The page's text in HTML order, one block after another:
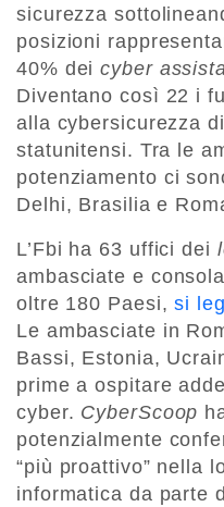
sicurezza
posizioni
40% deicyber
Diventano così 22 i
alla cybersicurezza
statunitensi. Tra le
potenziamento ci
Delhi, Brasilia e
L’Fbi ha 63 uffici dei
ambasciate e
oltre 180 Paesi,si
Le ambasciate in
Bassi, Estonia,
prime a ospitare
cyber. CyberScoop
potenzialmente
“più proattivo” nella
informatica da parte